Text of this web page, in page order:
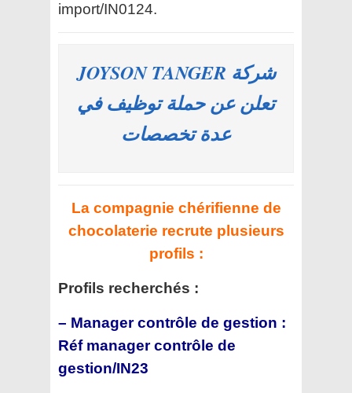
import/IN0124.
شركة JOYSON TANGER
تعلن عن حملة توظيف في
عدة تخصصات
La compagnie chérifienne de
chocolaterie recrute plusieurs
profils :
Profils recherchés :
– Manager contrôle de gestion :
Réf manager contrôle de
gestion/IN23